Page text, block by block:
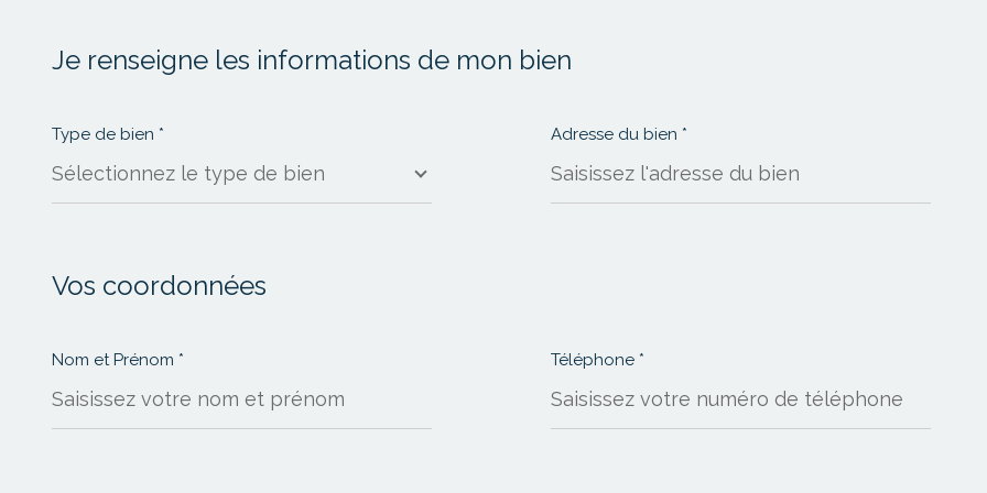
* Champs obligatoires
Je renseigne les informations de mon bien
Type de bien *
Sélectionnez le type de bien
Adresse du bien *
Vos coordonnées
Nom et Prénom * Téléphone *